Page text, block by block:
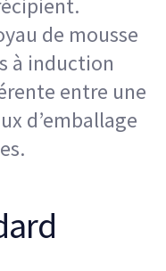
de mousse
à induction
entre une
d’emballage